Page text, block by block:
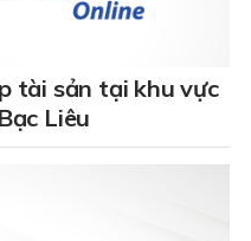
tài sản tại khu vực
Liêu